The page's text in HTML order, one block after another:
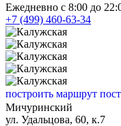
Ежедневно с 8:00 до
+7 (499) 460-63-34
построить маршрут
Мичуринский
ул. Удальцова, 60, к.7